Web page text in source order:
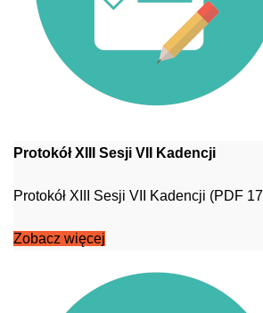
Protokół XIII Sesji VII Kadencji
Protokół XIII Sesji VII Kadencji (PDF
Zobacz więcej